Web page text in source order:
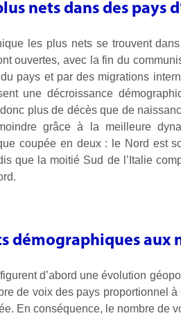
nets dans des pays
les plus nets se trouvent
ouvertes, avec la fin du
pays et par des migrations
une décroissance
plus de décès que de
grâce à la meilleure
coupée en deux : le Nord est
que la moitié Sud de l’Italie
démographiques aux
d’abord une évolution
de voix des pays proportionnel
En conséquence, le nombre de